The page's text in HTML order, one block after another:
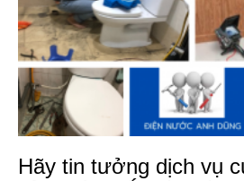
Hãy tin tưởng dịch vụ